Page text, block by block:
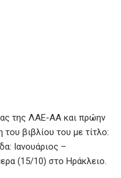
της ΛΑΕ-ΑΑ και πρώην
βιβλίου του με τίτλο:
Ιανουάριος –
(15/10) στο Ηράκλειο.